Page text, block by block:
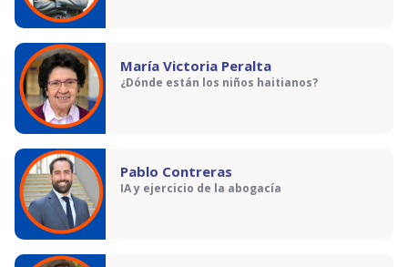
María Victoria Peralta
¿Dónde están los niños haitianos?
Pablo Contreras
IA y ejercicio de la abogacía